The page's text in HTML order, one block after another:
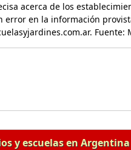
acerca de los
error en la información
y escuelas en Argentina